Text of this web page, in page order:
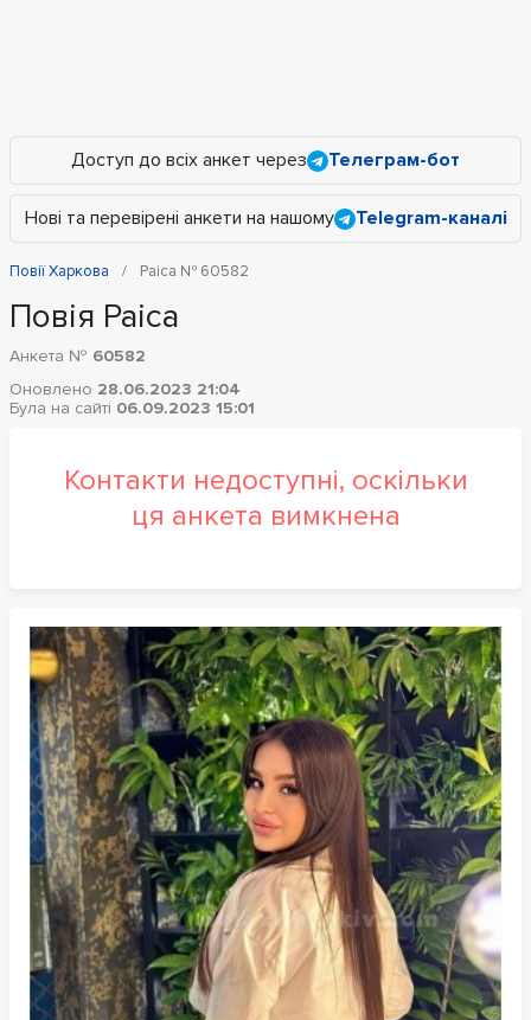
Доступ до всіх анкет через Телеграм-бот
Нові та перевірені анкети на нашому Telegram-каналі
Повії Харкова Раіса № 60582
Повія Раіса
Анкета № 60582
Оновлено 28.06.2023 21:04
Була на сайті 06.09.2023 15:01
Контакти недоступні, оскільки
ця анкета вимкнена